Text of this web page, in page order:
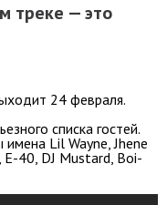
треке — это
24 февраля.
списка гостей.
Lil Wayne, Jhene
E-40, DJ Mustard, Boi-